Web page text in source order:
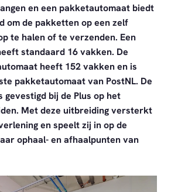
en een pakketautomaat biedt
om de pakketten op een zelf
te halen of te verzenden. Een
standaard 16 vakken. De
heeft 152 vakken en is
pakketautomaat van PostNL. De
bij de Plus op het
Met deze uitbreiding versterkt
en speelt zij in op de
ophaal- en afhaalpunten van